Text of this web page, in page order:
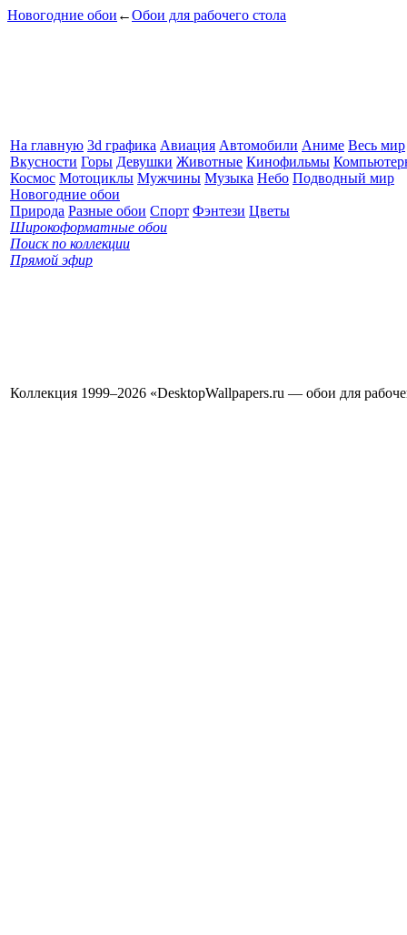
Новогодние обои ←Обои для рабочего стола
На главную 3d графика Авиация Автомобили Аниме Весь мир
Вкусности Горы Девушки Животные Кинофильмы
Космос Мотоциклы Мужчины Музыка Небо Подводный мир
Новогодние обои
Природа Разные обои Спорт Фэнтези Цветы
Широкоформатные обои
Поиск по коллекции
Прямой эфир
Коллекция 1999–2026 «DesktopWallpapers.ru — обои для